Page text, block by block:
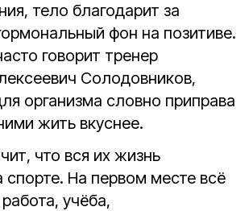
тело благодарит за
фон на позитиве.
говорит тренер
Солодовников,
организма словно приправа
жить вкуснее.
что вся их жизнь
спорте. На первом месте всё
учёба,